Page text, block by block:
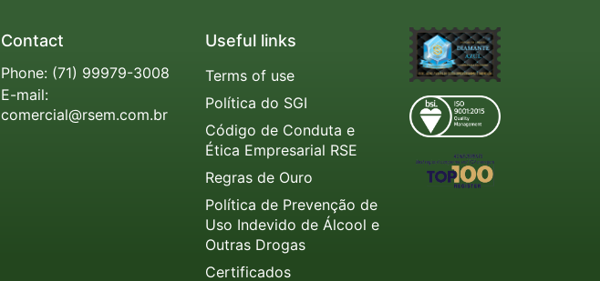
Contact
Phone: (71) 99979-3008
E-mail:
comercial@rsem.com.br
Useful links
Terms of use
Política do SGI
Código de Conduta e
Ética Empresarial RSE
Regras de Ouro
Política de Prevenção de
Uso Indevido de Álcool e
Outras Drogas
Certificados